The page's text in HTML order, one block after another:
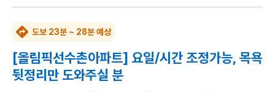
도보 23분 ~ 28분 예상
[올림픽선수촌아파트] 요일/시간 조정가능, 목욕
뒷정리만 도와주실 분